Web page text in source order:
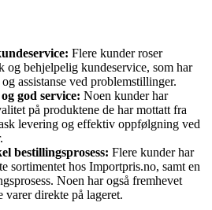
Flere kunder roser
og behjelpelig kundeservice, som har
assistanse ved problemstillinger.
god service: Noen kunder har
på produktene de har mottatt fra
levering og effektiv oppfølgning ved
bestillingsprosess: Flere kunder har
sortimentet hos Importpris.no, samt en
Noen har også fremhevet
varer direkte på lageret.